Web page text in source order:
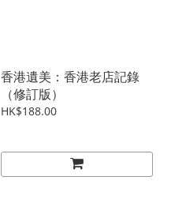
香港遺美：香港老店記錄
（修訂版）
HK$188.00